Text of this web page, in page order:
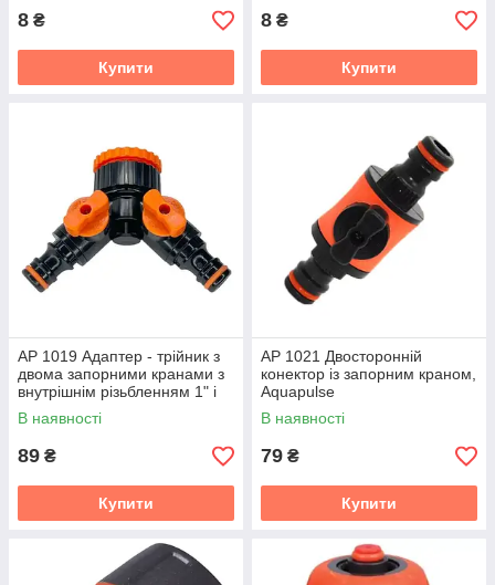
8 ₴
Купити
8 ₴
Купити
АР 1019 Адаптер - трійник з
двома запорними кранами з
внутрішнім різьбленням 1" і
редуктором 1" - 3/, Aquapulse
В наявності
89 ₴
Купити
АР 1021 Двосторонній
конектор із запорним краном,
Aquapulse
В наявності
79 ₴
Купити